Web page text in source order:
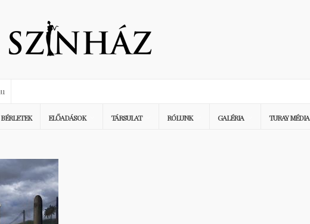
BÉRLETEK ELŐADÁSOK TÁRSULAT RÓLUNK GALÉRIA TURAY MÉDIA